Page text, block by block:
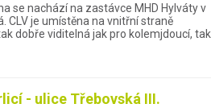
se nachází na zastávce MHD Hylváty v
CLV je umístěna na vnitřní straně
dobře viditelná jak pro kolemjdoucí, tak
- ulice Třebovská III.